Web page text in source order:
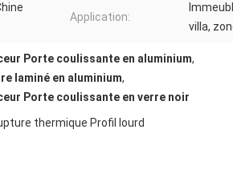
Application:
villa,
Porte coulissante en aluminium,
laminé en aluminium,
Porte coulissante en verre noir
thermique Profil lourd